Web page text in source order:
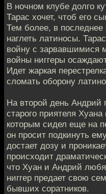
В ночном клубе долго
Тарас хочет, чтоб его
Тем более, в последнее
наглеть латиносы.
войну с зарвавшимися
войны ниггеры
Идет жаркая
сломать оборону
На второй день Андрий
старого приятеля
которым сидел еще на
он просит подкинуть
достает дозу и
происходит
что Хуан и Андрий
ниггер предает свою
бывших соратников.